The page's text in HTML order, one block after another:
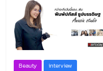
Beauty interview